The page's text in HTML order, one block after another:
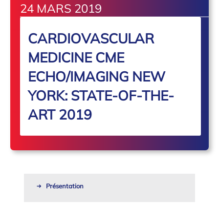
24 MARS 2019
CARDIOVASCULAR
MEDICINE CME
ECHO/IMAGING NEW
YORK: STATE-OF-THE-
ART 2019
Présentation